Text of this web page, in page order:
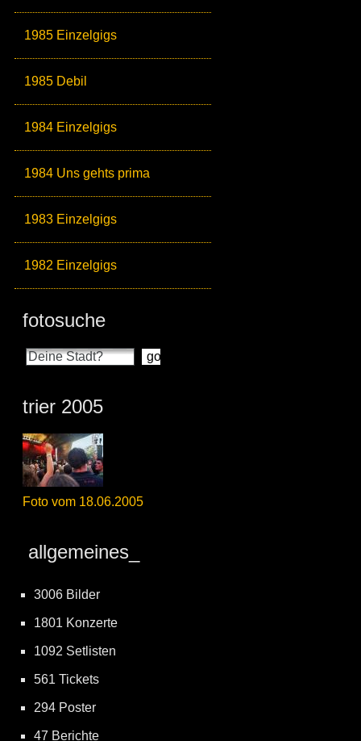
1985 Einzelgigs
1985 Debil
1984 Einzelgigs
1984 Uns gehts prima
1983 Einzelgigs
1982 Einzelgigs
fotosuche
trier 2005
Foto vom 18.06.2005
allgemeines_
3006 Bilder
1801 Konzerte
1092 Setlisten
561 Tickets
294 Poster
47 Berichte